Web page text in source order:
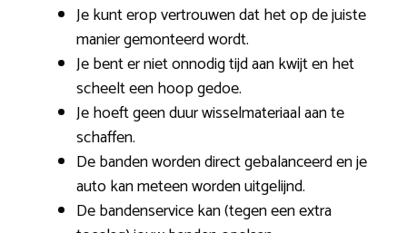
Je kunt erop vertrouwen dat het op de juiste
manier gemonteerd wordt.
Je bent er niet onnodig tijd aan kwijt en het
scheelt een hoop gedoe.
Je hoeft geen duur wisselmateriaal aan te
schaffen.
De banden worden direct gebalanceerd en je
auto kan meteen worden uitgelijnd.
De bandenservice kan (tegen een extra